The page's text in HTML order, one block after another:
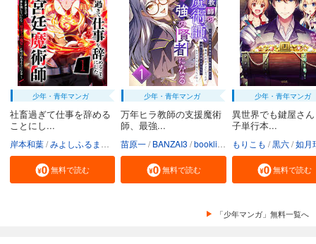
649円 (税込)
カート
試し読み
あらすじを表示する
弱虫ペダル 75
649円 (税込)
カート
試し読み
カート
少年・青年マンガ
社畜過ぎて仕事を辞める
ことにし...
岸本和葉 みよしふるまち booklistaSTUDIO
無料で読む
少年・青年マンガ
万年ヒラ教師の支援魔術
師、最強...
苗原一 BANZAI3 booklistaSTUDIO
無料で読む
少年・青年マンガ
異世界でも鍵屋さ
子単行本...
もりこも 黒六 如月
無料で読む
「少年マンガ」無料一覧へ